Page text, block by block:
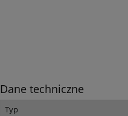
Dane techniczne
Typ